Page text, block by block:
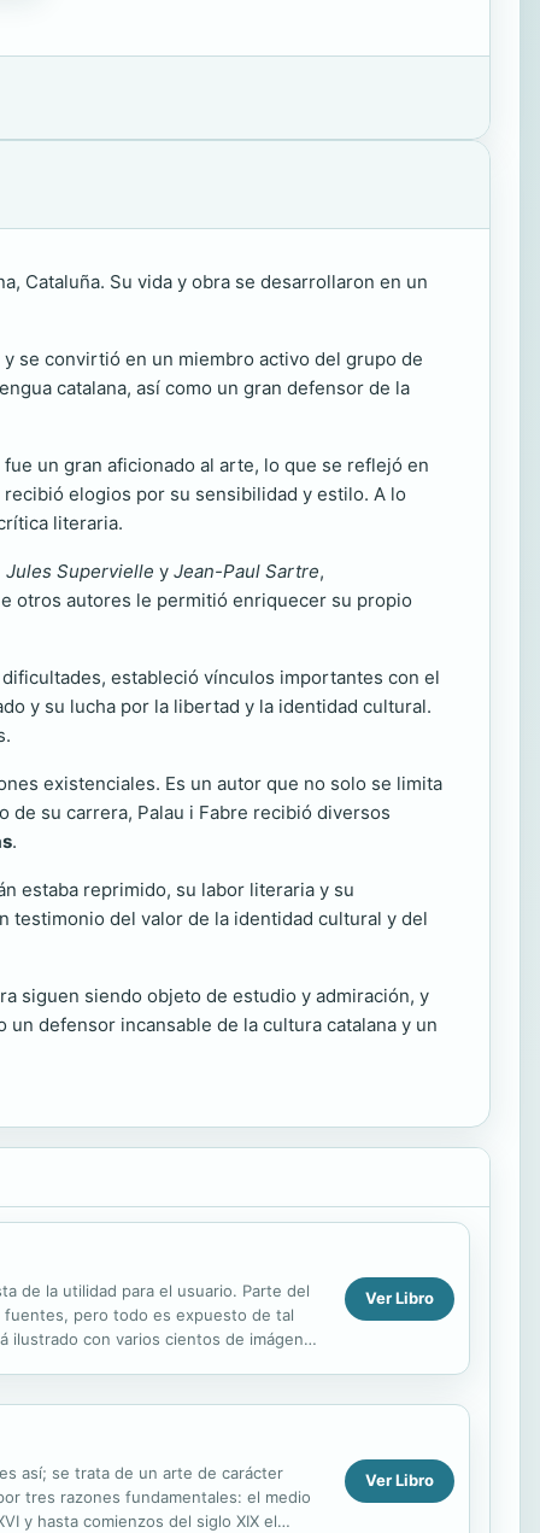
Cataluña. Su vida y obra se desarrollaron en un
se convirtió en un miembro activo del grupo de
catalana, así como un gran defensor de la
un gran aficionado al arte, lo que se reflejó en
recibió elogios por su sensibilidad y estilo. A lo
literaria.
Jules Supervielle y Jean-Paul Sartre,
otros autores le permitió enriquecer su propio
estableció vínculos importantes con el
y su lucha por la libertad y la identidad cultural.
existenciales. Es un autor que no solo se limita
de su carrera, Palau i Fabre recibió diversos
.
estaba reprimido, su labor literaria y su
testimonio del valor de la identidad cultural y del
siguen siendo objeto de estudio y admiración, y
defensor incansable de la cultura catalana y un
de la utilidad para el usuario. Parte del
pero todo es expuesto de tal
ilustrado con varios cientos de imágenes
Ver Libro
así; se trata de un arte de carácter
tres razones fundamentales: el medio
y hasta comienzos del siglo XIX el
Ver Libro